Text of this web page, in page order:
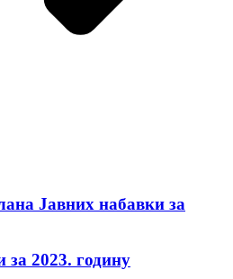
Јавних набавки за
за 2023. годину